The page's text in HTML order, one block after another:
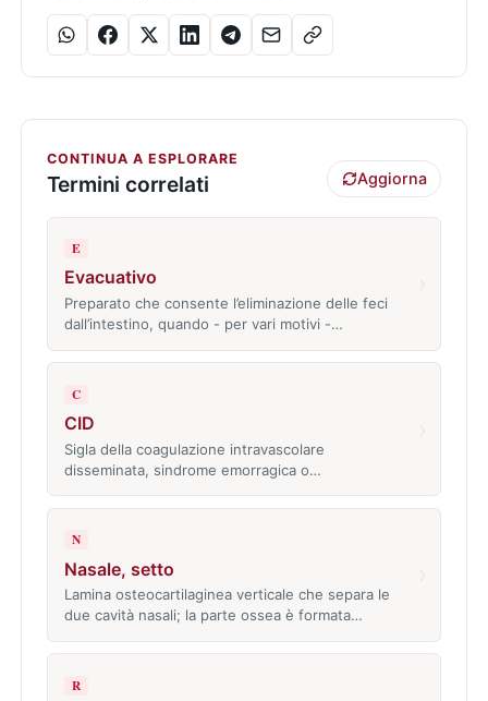
CONTINUA A ESPLORARE
Termini correlati Aggiorna
E
Evacuativo
Preparato che consente l’eliminazione delle feci
dall’intestino, quando - per vari motivi -…
C
CID
Sigla della coagulazione intravascolare
disseminata, sindrome emorragica o…
N
Nasale, setto
Lamina osteocartilaginea verticale che separa le
due cavità nasali; la parte ossea è formata…
R